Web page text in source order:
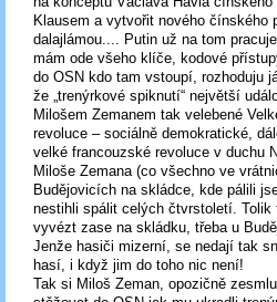
Klausem a vytvořit nového čínského
dalajlámou.... Putin už na tom
mám ode všeho klíče, kodové
do OSN kdo tam vstoupí, rozhoduju
že „trenýrkové spiknutí“ největší
Milošem Zemanem tak velebené
revoluce – sociálně demokratické,
velké francouzské revoluce v duchu
Miloše Zemana (co všechno ve
Budějovicích na skládce, kde pálili
nestihli spálit celých čtvrstoletí. Tolik
vyvézt zase na skládku, třeba u
Jenže hasiči mizerní, se nedají tak
hasí, i když jim do toho nic není!
Tak si Miloš Zeman, opozičně